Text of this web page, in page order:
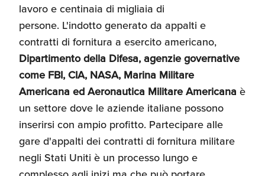
Apertura Ristoranti
negli Stati Uniti
Ricerche di Mercato
Assicurazioni, Permessi
e Licenze
lavoro e centinaia di migliaia di
persone. L'indotto generato da appalti e
contratti di fornitura a esercito americano,
Dipartimento della Difesa, agenzie governative
come FBI, CIA, NASA, Marina Militare
Americana ed Aeronautica Militare Americana è
un settore dove le aziende italiane possono
inserirsi con ampio profitto. Partecipare alle
gare d'appalti dei contratti di fornitura militare
negli Stati Uniti è un processo lungo e